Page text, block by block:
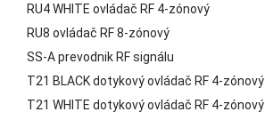
RU4 WHITE ovládač RF 4-zónový
RU8 ovládač RF 8-zónový
SS-A prevodnik RF signálu
T21 BLACK dotykový ovládač RF 4-zónový
T21 WHITE dotykový ovládač RF 4-zónový